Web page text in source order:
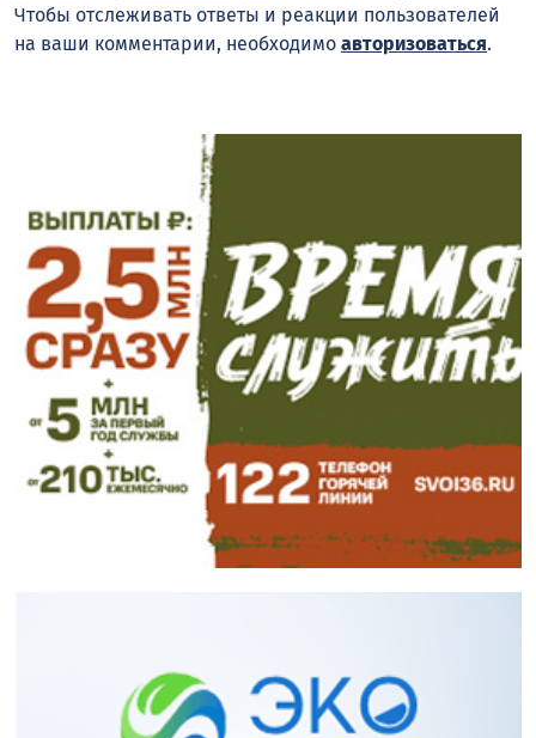
Чтобы отслеживать ответы и реакции пользователей
на ваши комментарии, необходимо авторизоваться.